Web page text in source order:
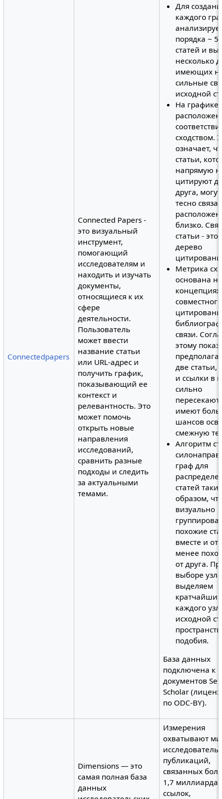
Connectedpapers
Connected Papers -
это визуальный
инструмент,
помогающий
исследователям и
находить и изучать
документы,
относящиеся к их
сфере
деятельности.
Пользователь
может ввести
название статьи
или URL-адрес и
получить график,
показывающий ее
контекст и
релевантность. Это
может помочь
открыть новые
направления
исследований,
сравнить разные
подходы и следить
за актуальными
темами.
Для
каждого
порядка ~
статей и
несколько
имеющих
сильные
исходной
На графике
сходством.
означает,
статьи,
напрямую
цитируют
друга,
тесно
близко.
статьи - это
дерево
Метрика
основана на
концепциях
совместного
связи.
этому
две статьи,
и ссылки в
сильно
имеют
шансов
смежную
Алгоритм
граф для
статей
образом,
визуально
похожие
вместе и
менее
от друга.
выборе
выделяем
каждого
исходной
подобия.
База данных
подключена к
документов
Scholar
по ODC-BY).
Dimensions — это
самая полная база
данных
Измерения
охватывают
публикаций,
связанных
1,7
ссылок,